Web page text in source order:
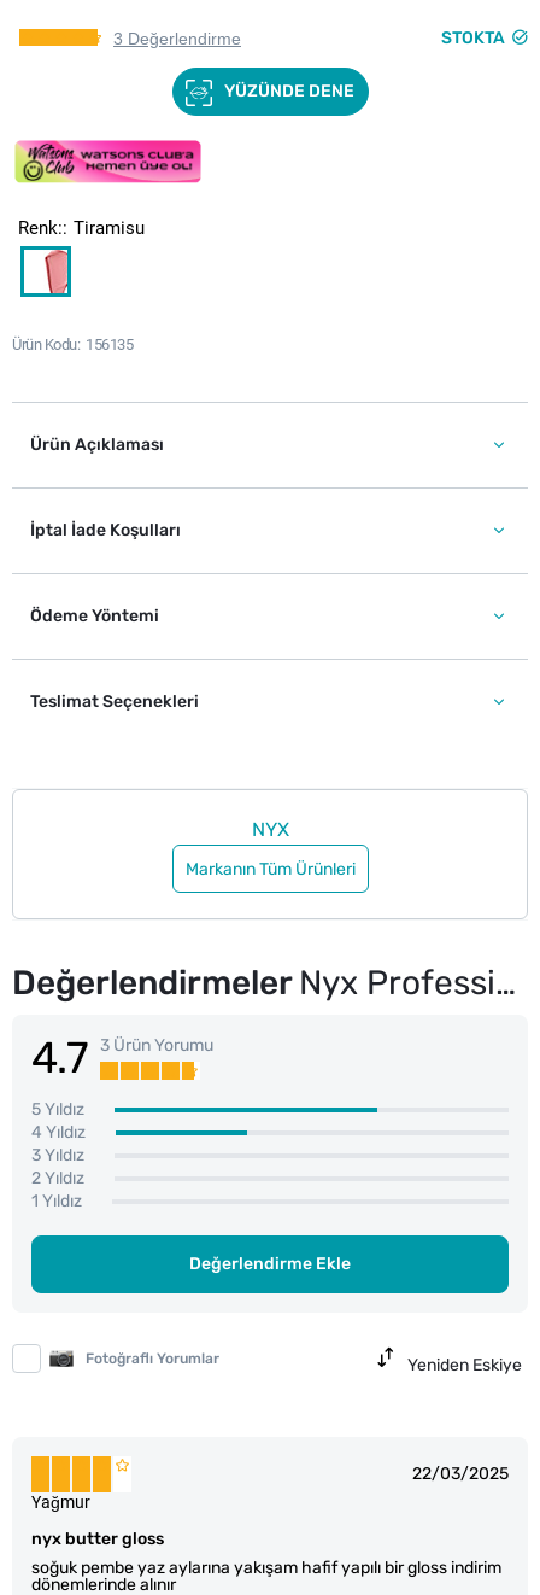
3 Değerlendirme STOKTA
YÜZÜNDE DENE
Ürün Kodu 156135
Renk: Tiramisu
Ürün Açıklaması
İptal İade Koşulları
Ödeme Yöntemi
Teslimat Seçenekleri
NYX
Markanın Tüm Ürünleri
Değerlendirmeler Nyx Professional Makeup Butter Gloss Dudak Parlatıcısı Tiramisu
4.7 3 Ürün Yorumu
5 Yıldız
4 Yıldız
3 Yıldız
2 Yıldız
1 Yıldız
Değerlendirme Ekle
Fotoğraflı Yorumlar Yeniden Eskiye
22/03/2025
nyx butter gloss
soğuk pembe yaz aylarına yakışam hafif yapılı bir gloss indirim
dönemlerinde alınır
Yağmur